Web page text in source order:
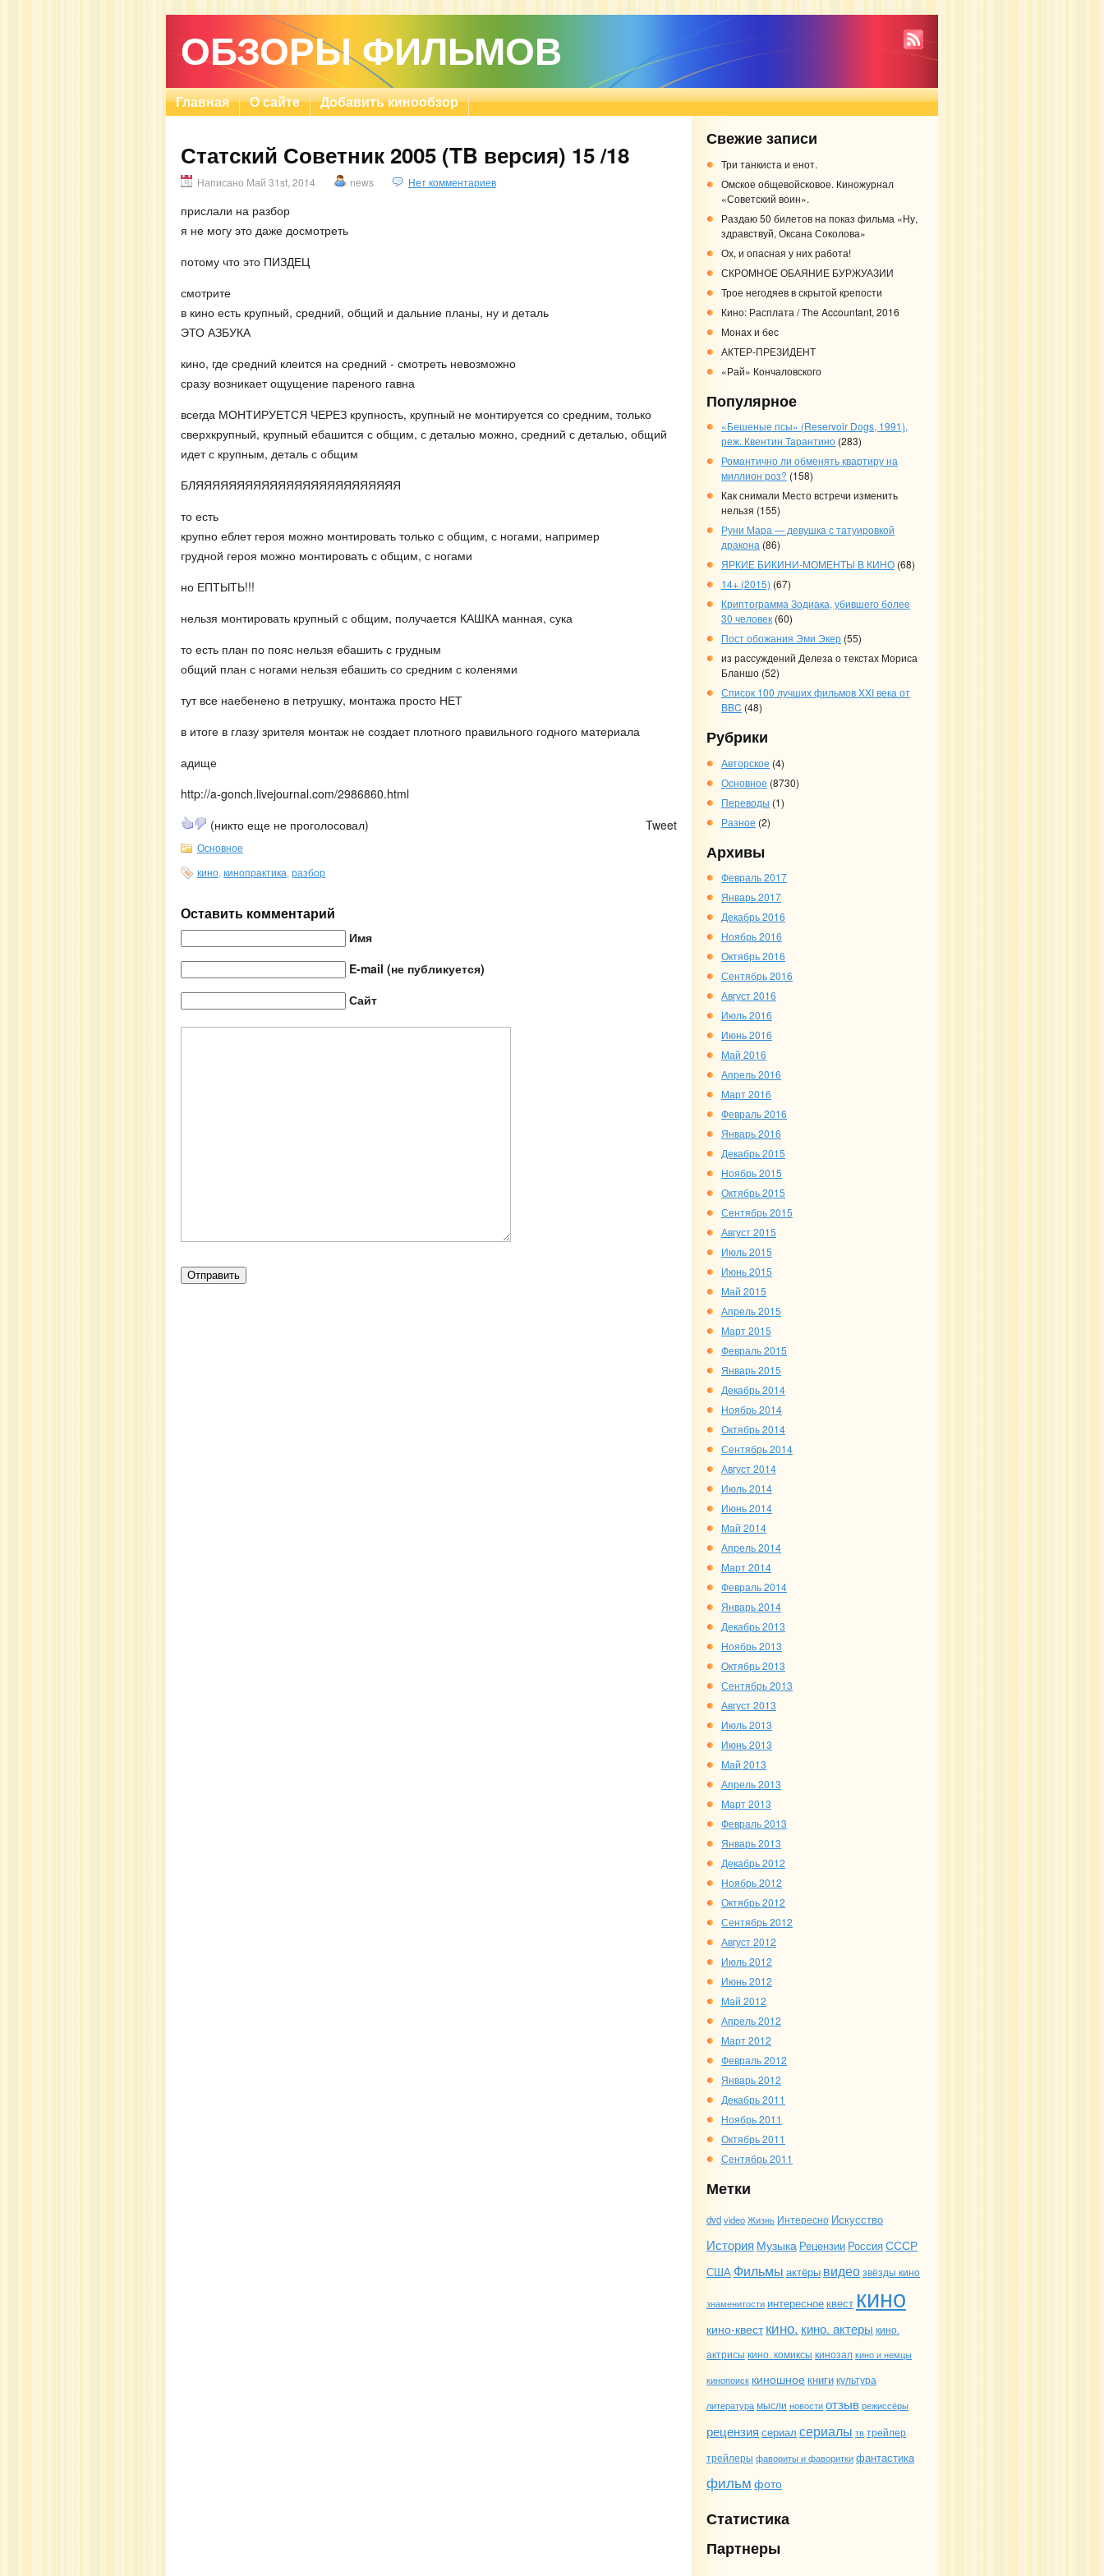
ОБЗОРЫ ФИЛЬМОВ
Главная О сайте Добавить кинообзор
Статский Советник 2005 (TB версия) 15 /18
Написано Май 31st, 2014 news Нет комментариев
прислали на разбор
я не могу это даже досмотреть
потому что это ПИЗДЕЦ
смотрите
в кино есть крупный, средний, общий и дальние планы, ну и деталь
ЭТО АЗБУКА
кино, где средний клеится на средний - смотреть невозможно
сразу возникает ощущение пареного гавна
всегда МОНТИРУЕТСЯ ЧЕРЕЗ крупность, крупный не монтируется со средним, только
сверхкрупный, крупный ебашится с общим, с деталью можно, средний с деталью, общий
идет с крупным, деталь с общим
БЛЯЯЯЯЯЯЯЯЯЯЯЯЯЯЯЯЯЯЯЯЯЯЯЯЯ
то есть
крупно еблет героя можно монтировать только с общим, с ногами, например
грудной героя можно монтировать с общим, с ногами
но ЕПТЫТЬ!!!
нельзя монтировать крупный с общим, получается КАШКА манная, сука
то есть план по пояс нельзя ебашить с грудным
общий план с ногами нельзя ебашить со средним с коленями
тут все наебенено в петрушку, монтажа просто НЕТ
в итоге в глазу зрителя монтаж не создает плотного правильного годного материала
адище
http://a-gonch.livejournal.com/2986860.html
Tweet
(никто еще не проголосовал)
Основное
кино кинопрактика разбор
Оставить комментарий
Имя
E-mail (не публикуется)
Сайт
Свежие записи
Три танкиста и енот.
Омское общевойсковое. Киножурнал
«Советский воин».
Раздаю 50 билетов на показ фильма «Ну,
здравствуй, Оксана Соколова»
Ох, и опасная у них работа!
СКРОМНОЕ ОБАЯНИЕ БУРЖУАЗИИ
Трое негодяев в скрытой крепости
Кино: Расплата / The Accountant, 2016
Монах и бес
АКТЕР-ПРЕЗИДЕНТ
«Рай» Кончаловского
Популярное
«Бешеные псы» (Reservoir Dogs, 1991),
реж. Квентин Тарантино (283)
Романтично ли обменять квартиру на
миллион роз? (158)
Как снимали Место встречи изменить
нельзя (155)
Руни Мара — девушка с татуировкой
дракона (86)
ЯРКИЕ БИКИНИ-МОМЕНТЫ В КИНО (68)
14+ (2015) (67)
Криптограмма Зодиака, убившего более
30 человек (60)
Пост обожания Эми Экер (55)
из рассуждений Делеза о текстах Мориса
Бланшо (52)
Список 100 лучших фильмов XXI века от
BBC (48)
Рубрики
Авторское (4)
Основное (8730)
Переводы (1)
Разное (2)
Архивы
Февраль 2017
Январь 2017
Декабрь 2016
Ноябрь 2016
Октябрь 2016
Сентябрь 2016
Август 2016
Июль 2016
Июнь 2016
Май 2016
Апрель 2016
Март 2016
Февраль 2016
Январь 2016
Декабрь 2015
Ноябрь 2015
Октябрь 2015
Сентябрь 2015
Август 2015
Июль 2015
Июнь 2015
Май 2015
Апрель 2015
Март 2015
Февраль 2015
Январь 2015
Декабрь 2014
Ноябрь 2014
Октябрь 2014
Сентябрь 2014
Август 2014
Июль 2014
Июнь 2014
Май 2014
Апрель 2014
Март 2014
Февраль 2014
Январь 2014
Декабрь 2013
Ноябрь 2013
Октябрь 2013
Сентябрь 2013
Август 2013
Июль 2013
Июнь 2013
Май 2013
Апрель 2013
Март 2013
Февраль 2013
Январь 2013
Декабрь 2012
Ноябрь 2012
Октябрь 2012
Сентябрь 2012
Август 2012
Июль 2012
Июнь 2012
Май 2012
Апрель 2012
Март 2012
Февраль 2012
Январь 2012
Декабрь 2011
Ноябрь 2011
Октябрь 2011
Сентябрь 2011
Метки
dvdvideoЖизнь Интересно Искусство
История Музыка Рецензии РоссияСССР
США Фильмы актёры видеозвёзды кино
знаменитости интересноеквест кино
кино-квест кино. кино. актеры кино.
актрисы кино. комиксы кинозалкино и немцы
кинопоиск киношноекнигикультура
литература мысли новостиотзыврежиссёры
рецензия сериал сериалы тв трейлер
трейлеры фавориты и фавориткифантастика
фильм фото
Статистика
Партнеры